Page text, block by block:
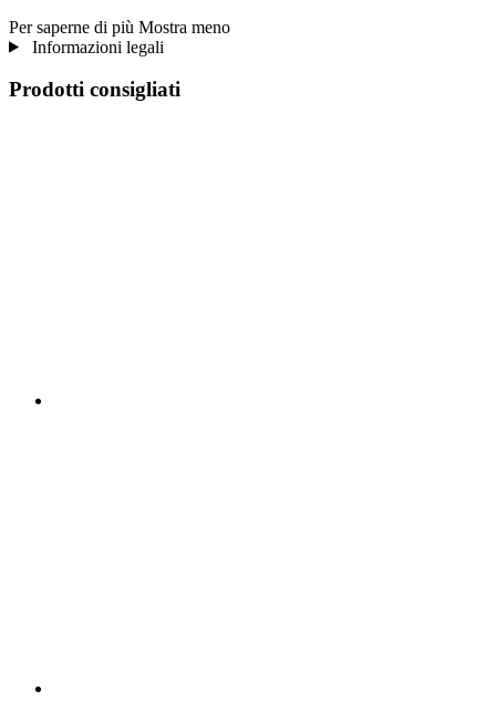
Per saperne di più Mostra meno
Informazioni legali
Prodotti consigliati